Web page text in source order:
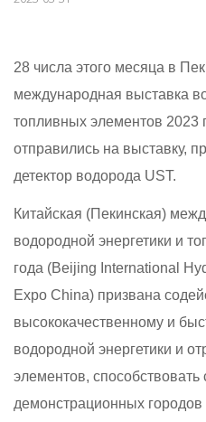
28 числа этого месяца в
международная выставка
топливных элементов
отправились на выставку,
детектор водорода UST.
Китайская (Пекинская)
водородной энергетики и
года (Beijing International
Expo China) призвана
высококачественному и
водородной энергетики и
элементов, способствовать
демонстрационных